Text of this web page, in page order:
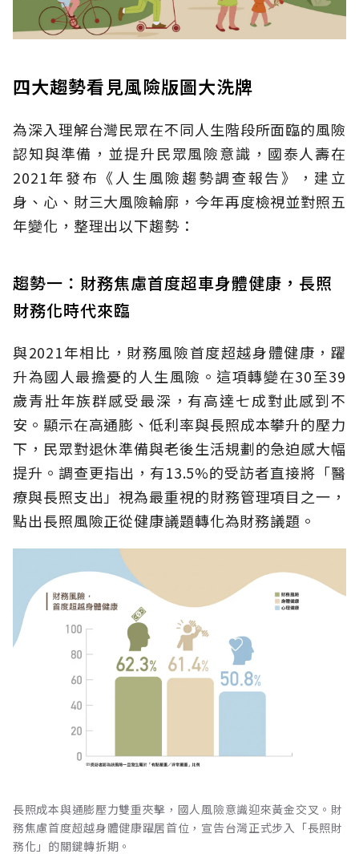
四大趨勢看見風險版圖大洗牌
為深入理解台灣民眾在不同人生階段所面臨的風險
認知與準備，並提升民眾風險意識，國泰人壽在
2021年發布《人生風險趨勢調查報告》，建立
身、心、財三大風險輪廓，今年再度檢視並對照五
年變化，整理出以下趨勢：
趨勢一：財務焦慮首度超車身體健康，長照
財務化時代來臨
與2021年相比，財務風險首度超越身體健康，躍
升為國人最擔憂的人生風險。這項轉變在30至39
歲青壯年族群感受最深，有高達七成對此感到不
安。顯示在高通膨、低利率與長照成本攀升的壓力
下，民眾對退休準備與老後生活規劃的急迫感大幅
提升。調查更指出，有13.5%的受訪者直接將「醫
療與長照支出」視為最重視的財務管理項目之一，
點出長照風險正從健康議題轉化為財務議題。
長照成本與通膨壓力雙重夾擊，國人風險意識迎來黃金交叉。財
務焦慮首度超越身體健康躍居首位，宣告台灣正式步入「長照財
務化」的關鍵轉折期。